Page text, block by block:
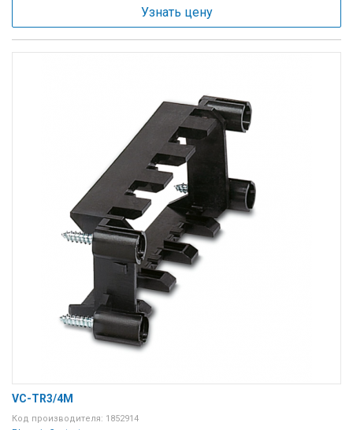
Узнать цену
VC-TR3/4M
Код производителя: 1852914